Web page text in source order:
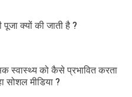
पूजा क्यों की जाती है ?
स्वास्थ्य को कैसे प्रभावित करता
सोशल मीडिया ?